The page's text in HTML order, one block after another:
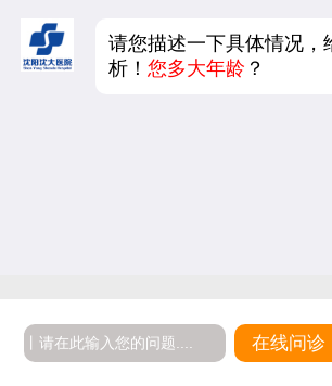
请您描述一下具体情况，
析！您多大年龄 ？
在线问诊